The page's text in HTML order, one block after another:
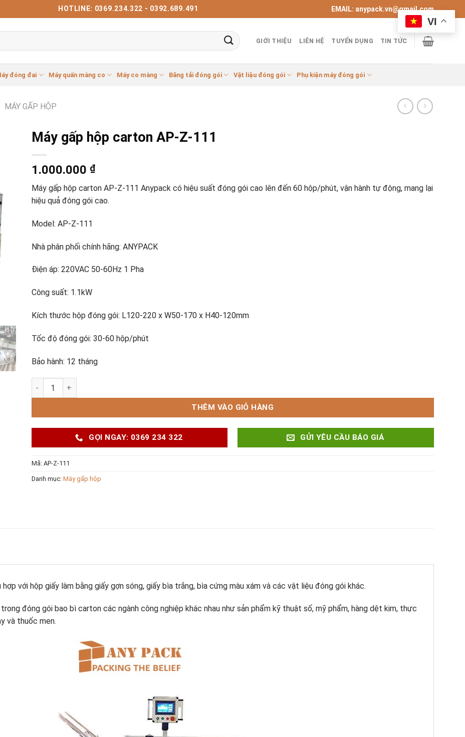
HOTLINE: 0369.234.322 - 0392.689.491 EMAIL: anypack.vn@gmail.com
GIỚI THIỆU LIÊN HỆ TUYỂN DỤNG TIN TỨC
đóng đai Máy quấn màng co Máy co màng Băng tải đóng gói Vật liệu đóng gói Phụ kiện máy đóng gói
MÁY GẤP HỘP
Máy gấp hộp carton AP-Z-111
1.000.000 ₫
Máy gấp hộp carton AP-Z-111 Anypack có hiệu suất đóng gói cao lên đến 60 hộp/phút, vận hành tự động, mang lại
hiệu quả đóng gói cao.
Model: AP‑Z-111
Nhà phân phối chính hãng: ANYPACK
Điện áp: 220VAC 50-60Hz 1 Pha
Công suất: 1.1kW
Kích thước hộp đóng gói: L120-220 x W50-170 x H40-120mm
Tốc độ đóng gói: 30-60 hộp/phút
Bảo hành: 12 tháng
Máy gấp hộp carton AP-Z-111 số lượng
THÊM VÀO GIỎ HÀNG
GỌI NGAY: 0369 234 322 GỬI YÊU CẦU BÁO GIÁ
Mã: AP-Z-111
Danh mục: Máy gấp hộp
với hộp giấy làm bằng giấy gợn sóng, giấy bìa trắng, bìa cứng màu xám và các vật liệu đóng gói khác.
đóng gói bao bì carton các ngành công nghiệp khác nhau như sản phẩm kỹ thuật số, mỹ phẩm, hàng dệt kim, thực
và thuốc men.
VI